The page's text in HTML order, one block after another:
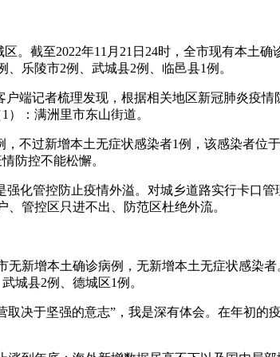
。截至2022年11月21日24时，全市现有本土
乐陵市2例、武城县2例、临邑县1例。
端记者梳理发现，根据相关地区新冠肺炎疫
：满洲里市东山街道。
不过新增本土无症状感染者1例，该感染者
防控不能松懈。
化管控防止疫情外溢。对城乡道路实行卡口
管控区只进不出、防范区杜绝外流。
新增本土确诊病例，无新增本土无症状感染
城县2例、德城区1例。
于坚强的意志”，我是深有体会。在年初的